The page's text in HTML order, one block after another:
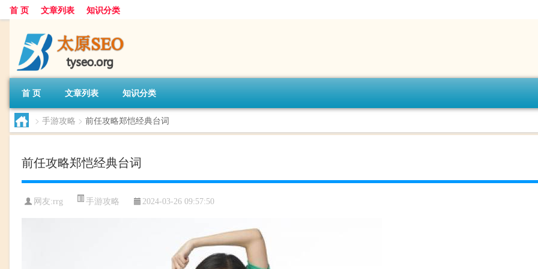
首 页 文章列表 知识分类
首 页 文章列表 知识分类
> 手游攻略 > 前任攻略郑恺经典台词
前任攻略郑恺经典台词
网友:rrg 手游攻略 2024-03-26 09:57:50